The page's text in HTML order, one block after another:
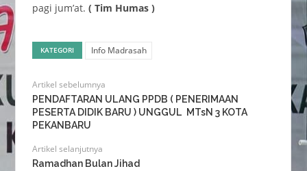
pagi jum’at. ( Tim Humas )
KATEGORI Info Madrasah
Artikel sebelumnya
PENDAFTARAN ULANG PPDB ( PENERIMAAN
PESERTA DIDIK BARU ) UNGGUL MTsN 3 KOTA
PEKANBARU
Artikel selanjutnya
Ramadhan Bulan Jihad